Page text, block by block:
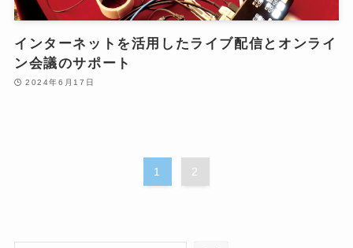
インターネットを活用したライブ配信とオンライ
ン会議のサポート
2024年6月17日
1 2